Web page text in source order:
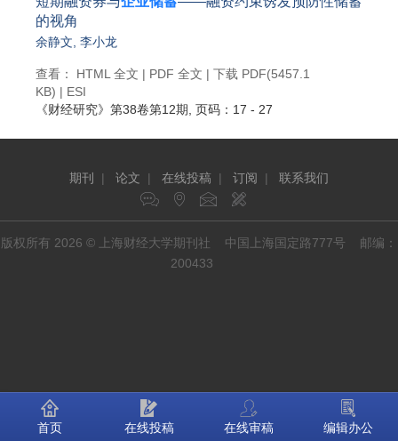
的视角
余静文 李小龙
查看： HTML 全文 | PDF 全文 | 下载 PDF(5457.1
KB) | ESI
《财经研究》 第38卷第12期 , 页码：17 - 27
期刊 | 论文 | 在线投稿 | 订阅 | 联系我们
版权所有 2026 © 上海财经大学期刊社 中国上海国定路777号 邮编：
200433
首页 在线投稿 在线审稿 编辑办公